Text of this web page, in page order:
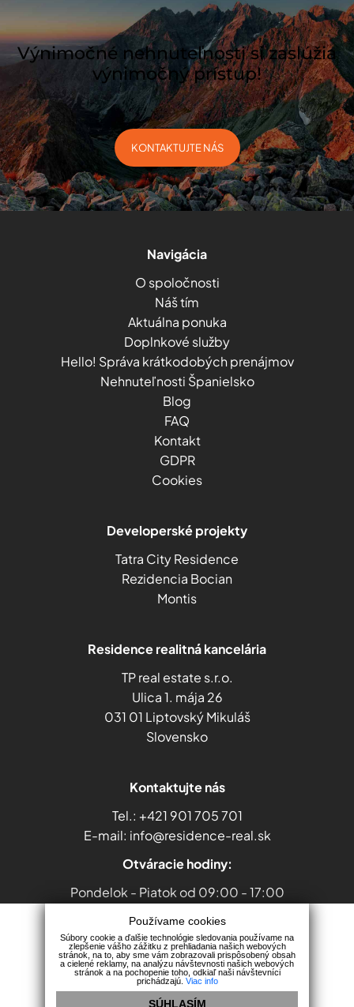
Výnimočné nehnuteľnosti si zaslúžia
výnimočný prístup!
KONTAKTUJTE NÁS
Navigácia
O spoločnosti
Náš tím
Aktuálna ponuka
Doplnkové služby
Hello! Správa krátkodobých prenájmov
Nehnuteľnosti Španielsko
Blog
FAQ
Kontakt
GDPR
Cookies
Developerské projekty
Tatra City Residence
Rezidencia Bocian
Montis
Residence realitná kancelária
TP real estate s.r.o.
Ulica 1. mája 26
031 01 Liptovský Mikuláš
Slovensko
Kontaktujte nás
Tel.: +421 901 705 701
E-mail: info@residence-real.sk
Otváracie hodiny:
Pondelok - Piatok od 09:00 - 17:00
Používame cookies
Súbory cookie a ďalšie technológie sledovania používame na
zlepšenie vášho zážitku z prehliadania našich webových
stránok, na to, aby sme vám zobrazovali prispôsobený obsah
a cielené reklamy, na analýzu návštevnosti našich webových
stránok a na pochopenie toho, odkiaľ naši návštevníci
prichádzajú. Viac info
SÚHLASÍM